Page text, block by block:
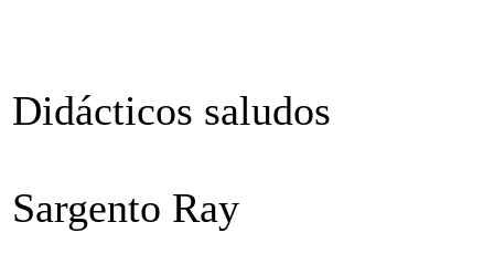
Didácticos saludos
Sargento Ray